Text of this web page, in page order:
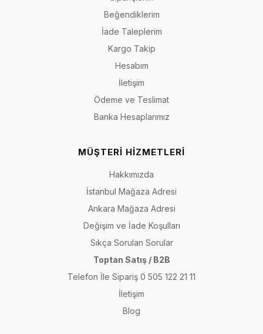
Beğendiklerim
İade Taleplerim
Kargo Takip
Hesabım
İletişim
Ödeme ve Teslimat
Banka Hesaplarımız
MÜŞTERİ HİZMETLERİ
Hakkımızda
İstanbul Mağaza Adresi
Ankara Mağaza Adresi
Değişim ve İade Koşulları
Sıkça Sorulan Sorular
Toptan Satış / B2B
Telefon İle Sipariş 0 505 122 21 11
İletişim
Blog